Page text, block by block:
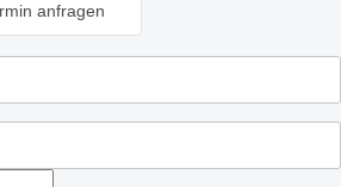
anfragen